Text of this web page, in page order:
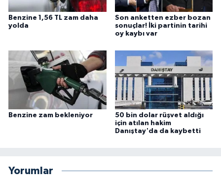
Benzine 1,56 TL zam daha
yolda
Son anketten ezber bozan
sonuçlar! İki partinin tarihi
oy kaybı var
Benzine zam bekleniyor
50 bin dolar rüşvet aldığı
için atılan hakim
Danıştay'da da kaybetti
Yorumlar